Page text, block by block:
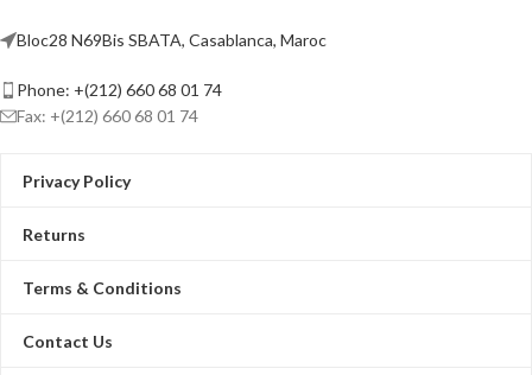
Bloc28 N69Bis SBATA, Casablanca, Maroc
Phone: +(212) 660 68 01 74
Fax: +(212) 660 68 01 74
Privacy Policy
Returns
Terms & Conditions
Contact Us